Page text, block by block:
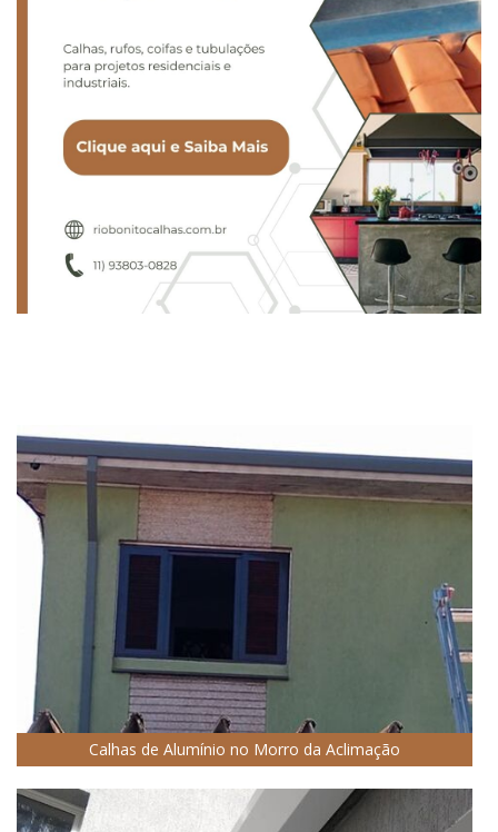
Calhas de Alumínio no Morro da Aclimação